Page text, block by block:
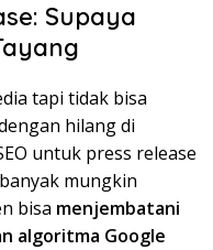
Supaya
tapi tidak bisa
hilang di
untuk press release
mungkin
bisa menjembatani
algoritma Google